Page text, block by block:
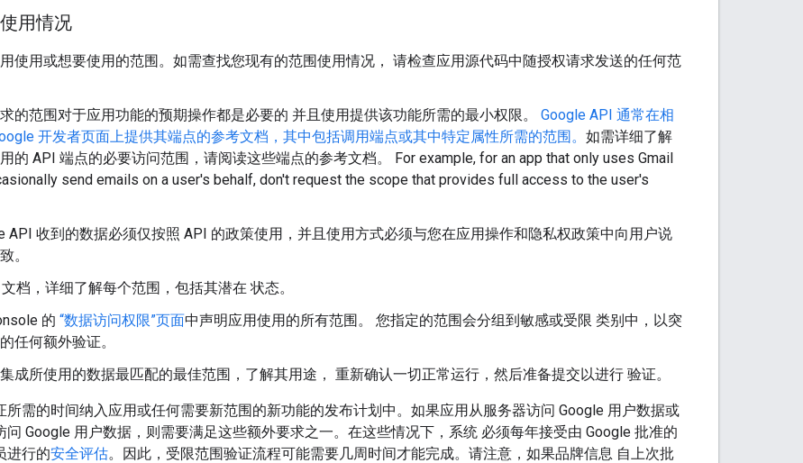
用情况
用使用或想要使用的范围。如需查找您现有的范围使用情况， 请检查应用源代码中随授权请求发送的任何范
求的范围对于应用功能的预期操作都是必要的 并且使用提供该功能所需的最小权限。
Google API 通常在相
开发者页面上提供其端点的参考文档，其中包括调用端点或其中特定属性所需的范围。 如需详细了解
用的 API 端点的必要访问范围，请阅读这些端点的参考文档。 For example, for an app that only uses Gmail
send emails on a user's behalf, don't request the scope that provides full access to the user's
API 收到的数据必须仅按照 API 的政策使用，并且使用方式必须与您在应用操作和隐私权政策中向用户说
。
文档，详细了解每个范围，包括其潜在 状态。
的 “数据访问权限”页面中声明应用使用的所有范围。 您指定的范围会分组到敏感或受限 类别中，以突
任何额外验证。
集成所使用的数据最匹配的最佳范围，了解其用途， 重新确认一切正常运行，然后准备提交以进行 验证。
所需的时间纳入应用或任何需要新范围的新功能的发布计划中。如果应用从服务器访问 Google 用户数据或
问 Google 用户数据，则需要满足这些额外要求之一。在这些情况下，系统 必须每年接受由 Google 批准的
进行的安全评估。因此，受限范围验证流程可能需要几周时间才能完成。请注意，如果品牌信息 自上次批